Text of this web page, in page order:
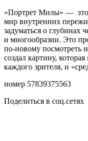
«Портрет Милы» — это
мир внутренних
задуматься о глубинах
и многообразии. Это
по-новому посмотреть
создал картину,
каждого зрителя, и
номер 57839375563
Поделиться в соц.сетях